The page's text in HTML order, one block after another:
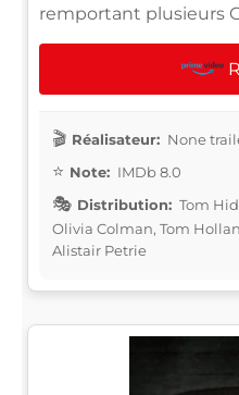
remportant plusieurs
Réalisateur: None
Note: IMDb 8.0
Distribution: Tom
Olivia Colman, Tom
Alistair Petrie